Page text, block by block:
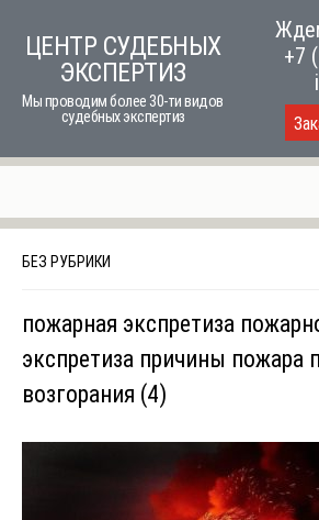
ЦЕНТР СУДЕБНЫХ
ЭКСПЕРТИЗ
Мы проводим более 30-ти видов
судебных экспертиз
+7
БЕЗ РУБРИКИ
пожарная экспретиза
экспретиза причины пожара
возгорания (4)